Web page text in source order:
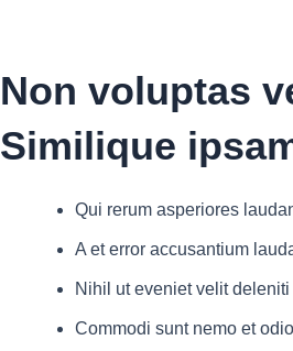
Non voluptas
Similique
Qui rerum asperiores
A et error accusantium
Nihil ut eveniet velit
Commodi sunt nemo et